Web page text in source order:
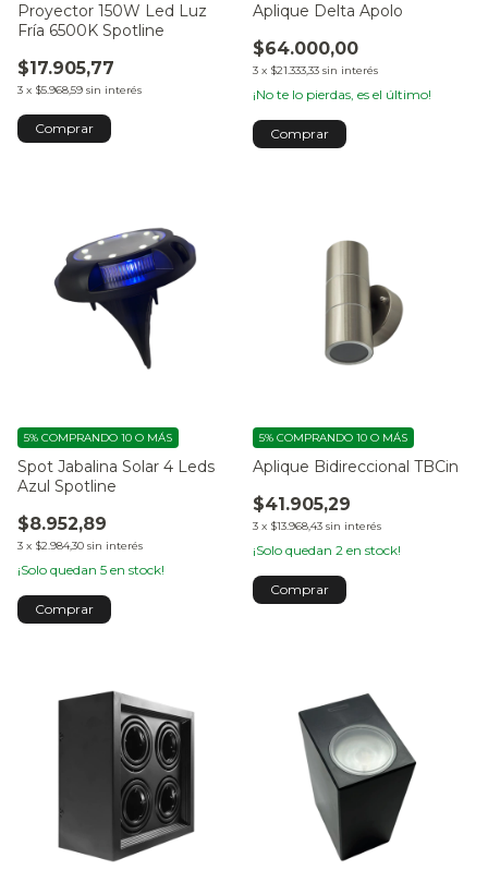
Proyector 150W Led Luz
Fría 6500K Spotline
$17.905,77
3 x $5.968,59 sin interés
Aplique Delta Apolo
$64.000,00
3 x $21.333,33 sin interés
¡No te lo pierdas, es el último!
Spot Jabalina Solar 4 Leds
Azul Spotline
$8.952,89
3 x $2.984,30 sin interés
5% COMPRANDO 10 O MÁS
¡Solo quedan 5 en stock!
Aplique Bidireccional TBCin
$41.905,29
3 x $13.968,43 sin interés
5% COMPRANDO 10 O MÁS
¡Solo quedan 2 en stock!